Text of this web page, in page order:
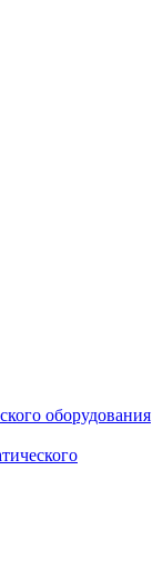
оборудования